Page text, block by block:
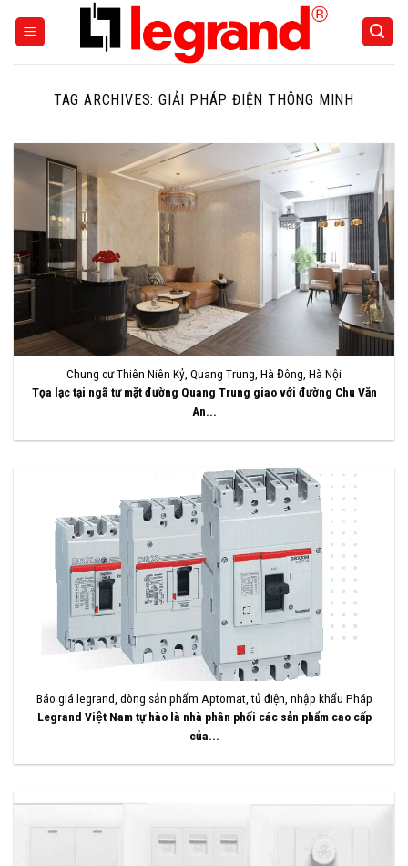
TAG ARCHIVES:GIẢI PHÁP ĐIỆN THÔNG MINH
Chung cư Thiên Niên Kỷ, Quang Trung, Hà Đông, Hà Nội
Tọa lạc tại ngã tư mặt đường Quang Trung giao với đường Chu Văn
An...
Báo giá legrand, dòng sản phẩm Aptomat, tủ điện, nhập khẩu Pháp
Legrand Việt Nam tự hào là nhà phân phối các sản phẩm cao cấp
của...